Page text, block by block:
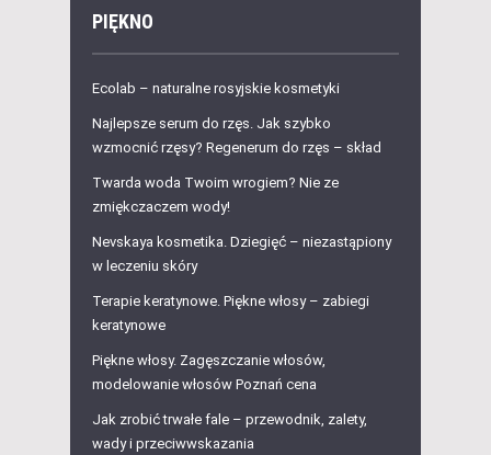
PIĘKNO
Ecolab – naturalne rosyjskie kosmetyki
Najlepsze serum do rzęs. Jak szybko
wzmocnić rzęsy? Regenerum do rzęs – skład
Twarda woda Twoim wrogiem? Nie ze
zmiękczaczem wody!
Nevskaya kosmetika. Dziegięć – niezastąpiony
w leczeniu skóry
Terapie keratynowe. Piękne włosy – zabiegi
keratynowe
Piękne włosy. Zagęszczanie włosów,
modelowanie włosów Poznań cena
Jak zrobić trwałe fale – przewodnik, zalety,
wady i przeciwwskazania